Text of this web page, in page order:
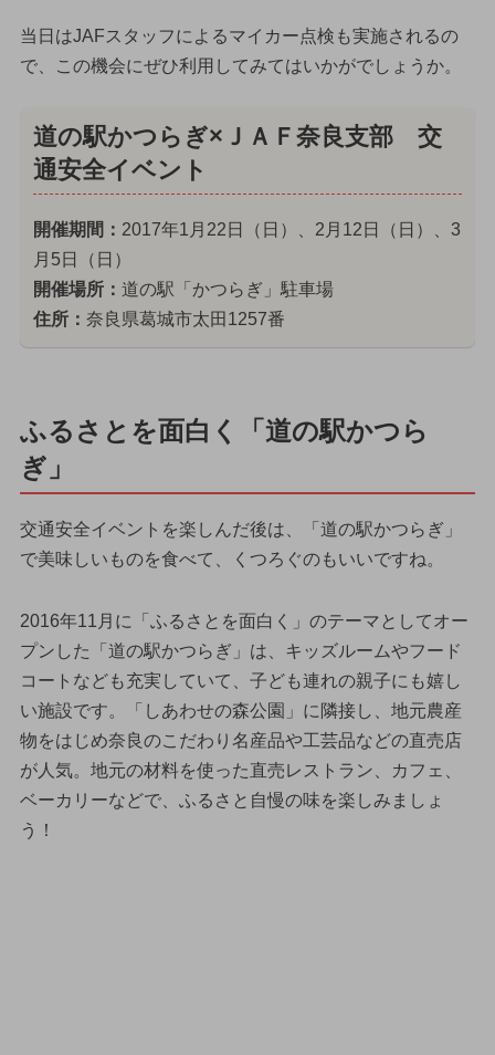
当日はJAFスタッフによるマイカー点検も実施されるの
で、この機会にぜひ利用してみてはいかがでしょうか。
道の駅かつらぎ×ＪＡＦ奈良支部 交
通安全イベント
開催期間： 2017年1月22日（日）、2月12日（日）、3
月5日（日）
開催場所： 道の駅「かつらぎ」駐車場
住所： 奈良県葛城市太田1257番
ふるさとを面白く「道の駅かつら
ぎ」
交通安全イベントを楽しんだ後は、「道の駅かつらぎ」
で美味しいものを食べて、くつろぐのもいいですね。
2016年11月に「ふるさとを面白く」のテーマとしてオー
プンした「道の駅かつらぎ」は、キッズルームやフード
コートなども充実していて、子ども連れの親子にも嬉し
い施設です。「しあわせの森公園」に隣接し、地元農産
物をはじめ奈良のこだわり名産品や工芸品などの直売店
が人気。地元の材料を使った直売レストラン、カフェ、
ベーカリーなどで、ふるさと自慢の味を楽しみましょ
う！